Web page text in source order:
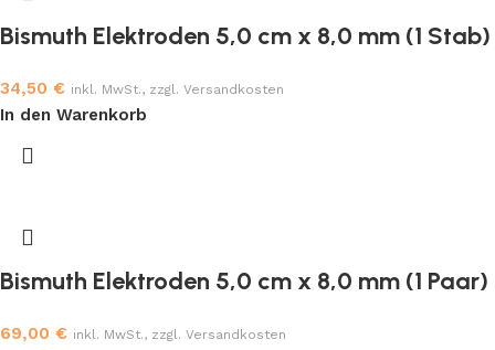
Bismuth Elektroden 5,0 cm x 8,0 mm (1 Stab)
34,50 € inkl. MwSt., zzgl. Versandkosten
In den Warenkorb
Bismuth Elektroden 5,0 cm x 8,0 mm (1 Paar)
69,00 € inkl. MwSt., zzgl. Versandkosten